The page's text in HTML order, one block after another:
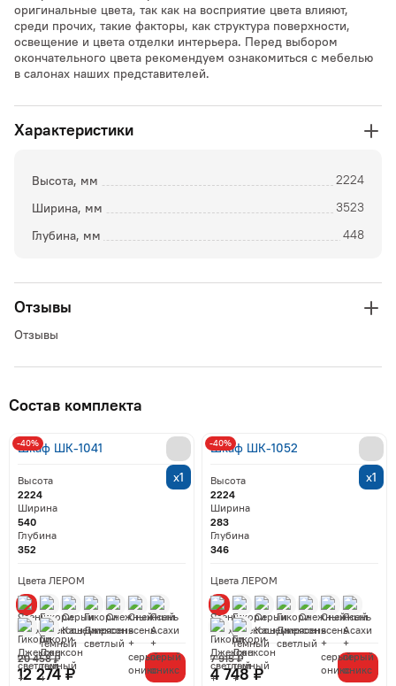
оригинальные цвета, так как на восприятие цвета влияют,
среди прочих, такие факторы, как структура поверхности,
освещение и цвета отделки интерьера. Перед выбором
окончательного цвета рекомендуем ознакомиться с мебелью
в салонах наших представителей.
Характеристики
Высота, мм 2224
Ширина, мм 3523
Глубина, мм 448
Отзывы
Отзывы
Состав комплекта
Шкаф ШК-1041
Высота
2224
Ширина
540
Глубина
352
Цвета ЛЕРОМ
12 274 ₽
20 458 ₽
-40%
х1
Шкаф ШК-1052
Высота
2224
Ширина
283
Глубина
346
Цвета ЛЕРОМ
4 748 ₽
7 915 ₽
-40%
х1